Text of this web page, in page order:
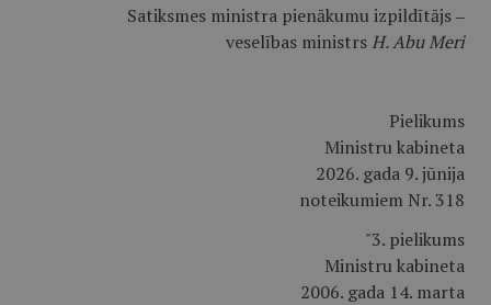
Satiksmes ministra pienākumu izpildītājs ‒
veselības ministrsH. Abu Meri
Pielikums
Ministru kabineta
2026. gada 9. jūnija
noteikumiem Nr. 318
"3. pielikums
Ministru kabineta
2006. gada 14. marta